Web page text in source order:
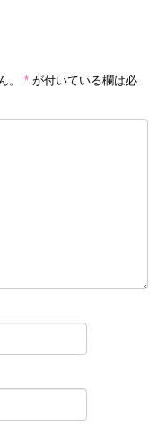
。 * が付いている欄は必